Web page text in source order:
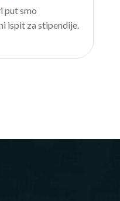
put smo
ispit za stipendije.